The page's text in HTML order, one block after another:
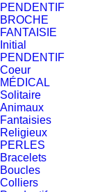
PENDENTIF
BROCHE
FANTAISIE
Initial
PENDENTIF
Coeur
MÉDICAL
Solitaire
Animaux
Fantaisies
Religieux
PERLES
Bracelets
Boucles
Colliers